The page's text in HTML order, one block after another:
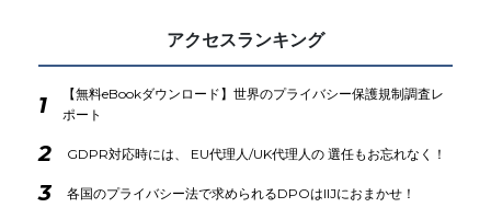
アクセスランキング
1
【無料eBookダウンロード】世界のプライバシー保護規制調査レ
ポート
2 GDPR対応時には、 EU代理人/UK代理人の 選任もお忘れなく！
3 各国のプライバシー法で求められるDPOはIIJにおまかせ！